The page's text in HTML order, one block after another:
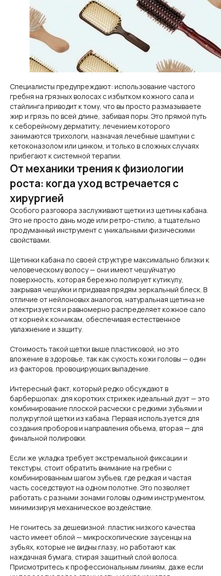
Специалисты предупреждают: использование частого
гребня на грязных волосах с избытком кожного сала и
стайлинга приводит к тому, что вы просто размазываете
жир и грязь по всей длине, забивая поры. Это прямой путь
к себорейному дерматиту, лечением которого
занимаются трихологи, назначая лечебные шампуни с
кетоконазолом или цинком, и только в сложных случаях
прибегают к системной терапии.
От механики трения к физиологии
роста: когда уход встречается с
хирургией
Особого разговора заслуживают щетки из щетины кабана.
Это не просто дань моде или ретро-стилю, а тщательно
продуманный инструмент с уникальными физическими
свойствами.
Щетинки кабана по своей структуре максимально близки к
человеческому волосу — они имеют чешуйчатую
поверхность, которая бережно полирует кутикулу,
закрывая чешуйки и придавая прядям зеркальный блеск. В
отличие от нейлоновых аналогов, натуральная щетина не
электризуется и равномерно распределяет кожное сало
от корней к кончикам, обеспечивая естественное
увлажнение и защиту.
Стоимость такой щетки выше пластиковой, но это
вложение в здоровье, так как сухость кожи головы — один
из факторов, провоцирующих выпадение.
Интересный факт, который редко обсуждают в
барбершопах: для коротких стрижек идеальный дуэт — это
комбинирование плоской расчески с редкими зубьями и
полукруглой щетки из кабана. Первая используется для
создания проборов и направления объема, вторая — для
финальной полировки.
Если же укладка требует экстремальной фиксации и
текстуры, стоит обратить внимание на гребни с
комбинированным шагом зубьев, где редкая и частая
часть соседствуют на одном полотне. Это позволяет
работать с разными зонами головы одним инструментом,
минимизируя механическое воздействие.
Не гонитесь за дешевизной: пластик низкого качества
часто имеет облой — микроскопические заусенцы на
зубьях, которые не видны глазу, но работают как
наждачная бумага, стирая защитный слой волоса.
Присмотритесь к профессиональным линиям, даже если